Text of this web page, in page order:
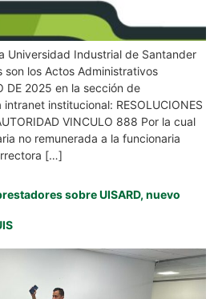
Universidad Industrial de Santander
son los Actos Administrativos
DE 2025 en la sección de
institucional: RESOLUCIONES
VINCULO 888 Por la cual
no remunerada a la funcionaria
[…]
sobre UISARD, nuevo